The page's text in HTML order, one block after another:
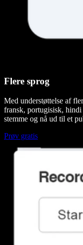
Flere sprog
Med understøttelse af
fransk, portugisisk,
stemme og nå ud til et
Prøv gratis